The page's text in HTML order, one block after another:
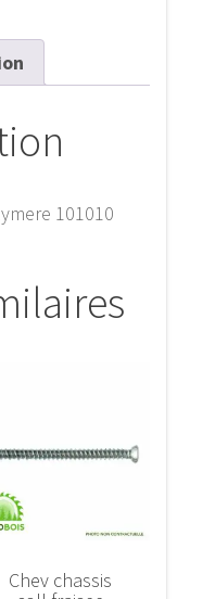
101010
Chev chassis